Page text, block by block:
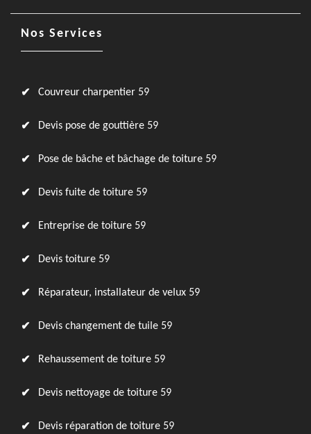
Nos Services
Couvreur charpentier 59
Devis pose de gouttière 59
Pose de bâche et bâchage de toiture 59
Devis fuite de toiture 59
Entreprise de toiture 59
Devis toiture 59
Réparateur, installateur de velux 59
Devis changement de tuile 59
Rehaussement de toiture 59
Devis nettoyage de toiture 59
Devis réparation de toiture 59